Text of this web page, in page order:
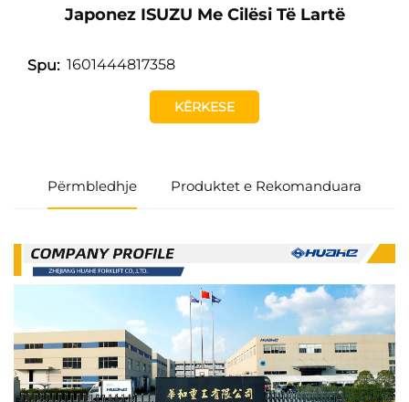
Japonez ISUZU Me Cilësi Të Lartë
Spu: 1601444817358
KËRKESE
Përmbledhje Produktet e Rekomanduara